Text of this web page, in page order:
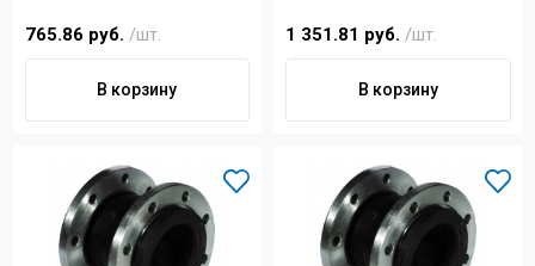
765.86 руб. /шт.
В корзину
1 351.81 руб. /шт.
В корзину